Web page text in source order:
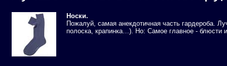
Носки.
Пожалуй, самая анекдотичная часть гардероба.
полоска, крапинка…). Но: Самое главное - блюсти